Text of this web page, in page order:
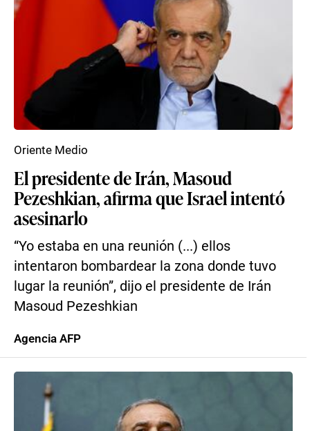
El presidente de Irán, Masoud
Pezeshkian, afirma que Israel intentó
asesinarlo
“Yo estaba en una reunión (...) ellos
intentaron bombardear la zona donde tuvo
lugar la reunión”, dijo el presidente de Irán
Masoud Pezeshkian
Oriente Medio
Agencia AFP